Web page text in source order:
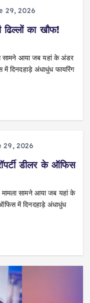
29, 2026
ढिल्लों का खौफ!
सामने आया जब यहां के अंडर
में दिनदहाड़े अंधाधुंध फायरिंग
29, 2026
डीलर के ऑफिस
सामने आया जब यहां के
में दिनदहाड़े अंधाधुंध